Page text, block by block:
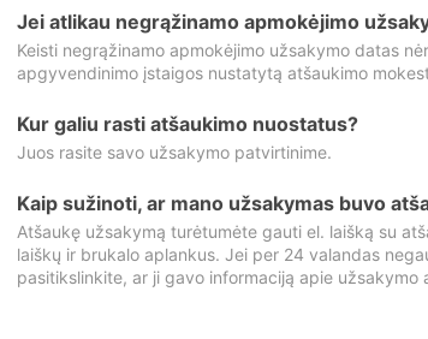
Jei atlikau negrąžinamo apmokėjimo
Keisti negrąžinamo apmokėjimo užsakymo datas
apgyvendinimo įstaigos nustatytą atšaukimo
Kur galiu rasti atšaukimo nuostatus?
Juos rasite savo užsakymo patvirtinime.
Kaip sužinoti, ar mano užsakymas buvo
Atšaukę užsakymą turėtumėte gauti el. laišką su
laiškų ir brukalo aplankus. Jei per 24 valandas
pasitikslinkite, ar ji gavo informaciją apie užsakymo